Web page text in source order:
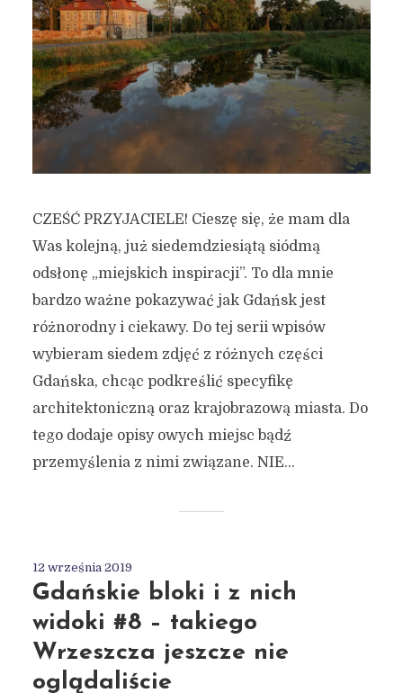
CZEŚĆ PRZYJACIELE! Cieszę się, że mam dla
Was kolejną, już siedemdziesiątą siódmą
odsłonę „miejskich inspiracji”. To dla mnie
bardzo ważne pokazywać jak Gdańsk jest
różnorodny i ciekawy. Do tej serii wpisów
wybieram siedem zdjęć z różnych części
Gdańska, chcąc podkreślić specyfikę
architektoniczną oraz krajobrazową miasta. Do
tego dodaje opisy owych miejsc bądź
przemyślenia z nimi związane. NIE...
12 września 2019
Gdańskie bloki i z nich
widoki #8 – takiego
Wrzeszcza jeszcze nie
oglądaliście